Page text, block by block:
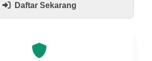
Daftar Sekarang